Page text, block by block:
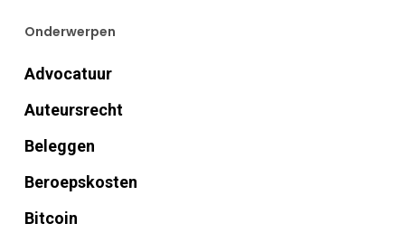
Onderwerpen
Advocatuur
Auteursrecht
Beleggen
Beroepskosten
Bitcoin